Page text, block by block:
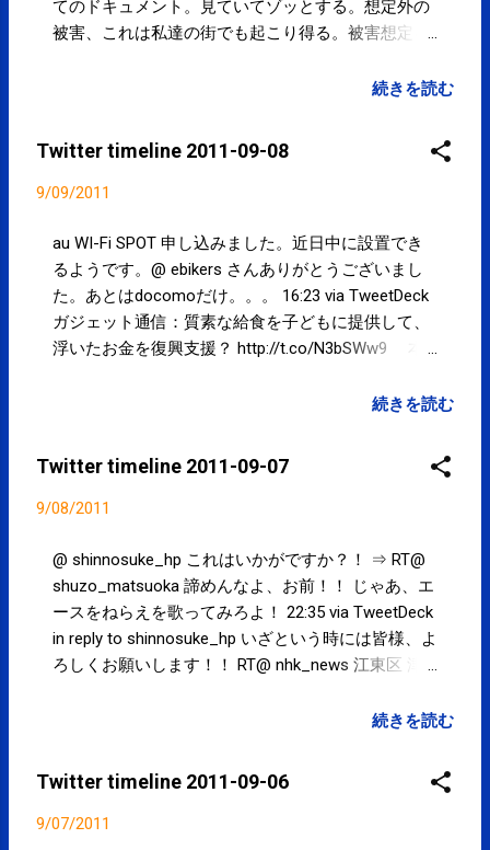
てのドキュメント。見ていてゾッとする。想定外の
被害、これは私達の街でも起こり得る。被害想定を
東京新聞：小学生９人搬送、熱中症か 千葉、運動
ラーで体力が落ちたか...1時間もたないとは。。。
17:51 via TweetDeck 東京新聞：経産相、原発周辺は
「死の町」 福島視察の感想に批判も
進まない。。。 17:48 via TweetDeck 残暑厳しい感じ
です。。。 11:55 via TweetDeck Powered by t2b
続きを読む
Twitter timeline 2011-09-08
9/09/2011
au WI-Fi SPOT 申し込みました。近日中に設置でき
るようです。@ ebikers さんありがとうございまし
た。あとはdocomoだけ。。。 16:23 via TweetDeck
ガジェット通信：質素な給食を子どもに提供して、
浮いたお金を復興支援？ http://t.co/N3bSWw9 本
いるとは。。。 12:48 via TweetDeck Powered by t2b
続きを読む
Twitter timeline 2011-09-07
9/08/2011
@ shinnosuke_hp これはいかがですか？！ ⇒ RT@
shuzo_matsuoka 諦めんなよ、お前！！ じゃあ、エ
ースをねらえを歌ってみろよ！ 22:35 via TweetDeck
in reply to shinnosuke_hp いざという時には皆様、よ
ろしくお願いします！！ RT@ nhk_news 江東区 津
22:28 via TweetDeck 東京新聞：節電イルミネーショ
http://t.co/AJiEYWu 夏の節電が終わったと思っ
TweetDeck 『骨盤ストレッチ』@アリオ北砂カルチ
続きを読む
Twitter timeline 2011-09-06
9/07/2011